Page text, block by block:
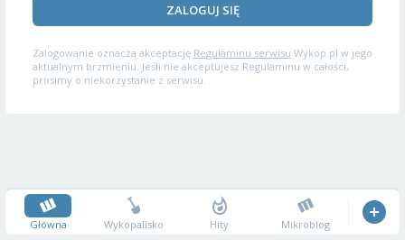
ZALOGUJ SIĘ
Zalogowanie oznacza akceptację Regulaminu serwisu Wykop.pl w jego
aktualnym brzmieniu. Jeśli nie akceptujesz Regulaminu w całości,
prosimy o niekorzystanie z serwisu.
Główna Wykopalisko Hity Mikroblog